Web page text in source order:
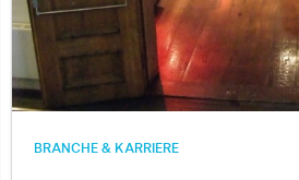
BRANCHE & KARRIERE